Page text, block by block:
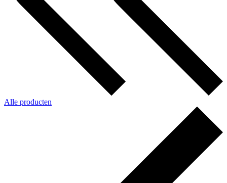
Alle producten